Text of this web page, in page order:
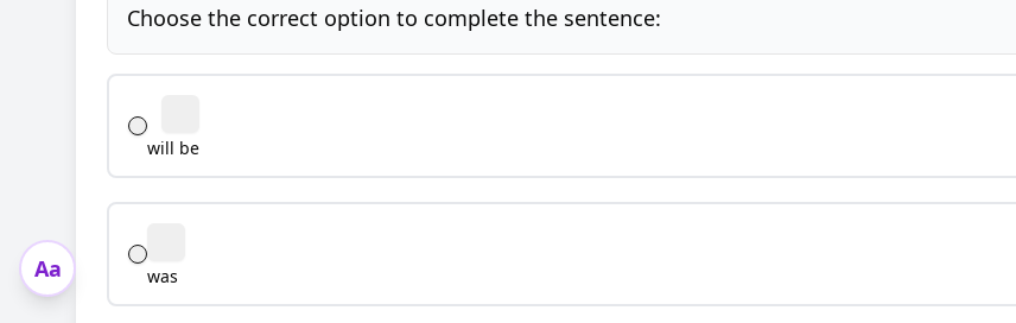
Aa
Choose the correct option to complete the sentence:
will be
was